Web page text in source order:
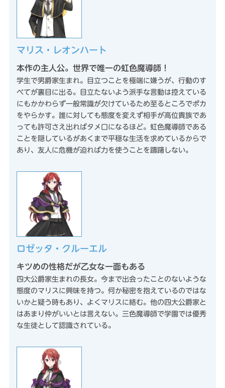
マリス・レオンハート
本作の主人公。世界で唯一の虹色魔導師！
学生で男爵家生まれ。目立つことを極端に嫌うが、行動のす
べてが裏目に出る。目立たないよう派手な言動は控えている
にもかかわらず一般常識が欠けているため至るところでポカ
をやらかす。誰に対しても態度を変えず相手が高位貴族であ
っても許可さえ出ればタメ口になるほど。虹色魔導師である
ことを隠しているがあくまで平穏な生活を求めているからで
あり、友人に危機が迫れば力を使うことを躊躇しない。
ロゼッタ・クルーエル
キツめの性格だが乙女な一面もある
四大公爵家生まれの長女。今まで出会ったことのないような
態度のマリスに興味を持つ。何か秘密を抱えているのではな
いかと疑う時もあり、よくマリスに絡む。他の四大公爵家と
はあまり仲がいいとは言えない。三色魔導師で学園では優秀
な生徒として認識されている。